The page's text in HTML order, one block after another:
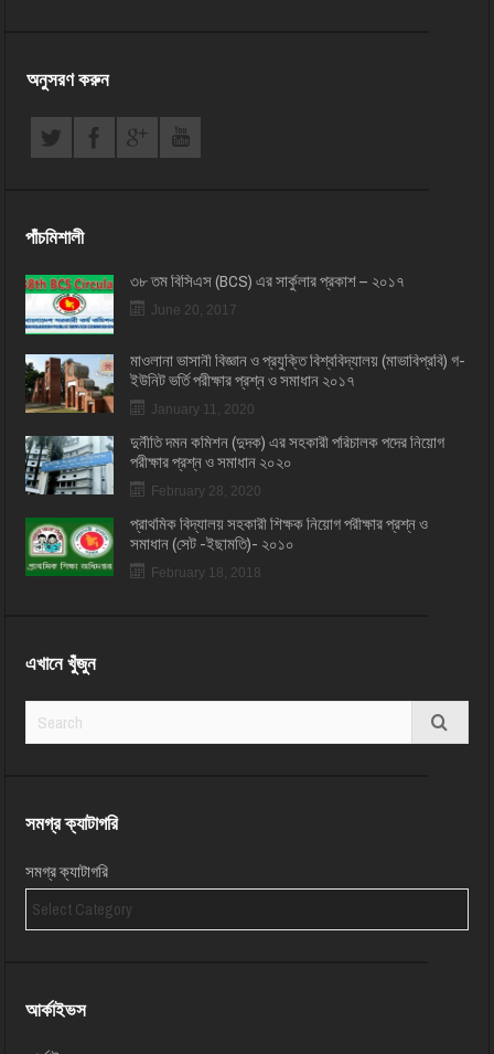
অনুসরণ করুন
পাঁচমিশালী
৩৮ তম বিসিএস (BCS) এর সার্কুলার প্রকাশ – ২০১৭
June 20, 2017
মাওলানা ভাসানী বিজ্ঞান ও প্রযুক্তি বিশ্ববিদ্যালয় (মাভাবিপ্রবি) গ-
ইউনিট ভর্তি পরীক্ষার প্রশ্ন ও সমাধান ২০১৭
January 11, 2020
দুর্নীতি দমন কমিশন (দুদক) এর সহকারী পরিচালক পদের নিয়োগ
পরীক্ষার প্রশ্ন ও সমাধান ২০২০
February 28, 2020
প্রাথমিক বিদ্যালয় সহকারী শিক্ষক নিয়োগ পরীক্ষার প্রশ্ন ও
সমাধান (সেট -ইছামতি)- ২০১০
February 18, 2018
এখানে খুঁজুন
সমগ্র ক্যাটাগরি
সমগ্র ক্যাটাগরি
আর্কাইভস